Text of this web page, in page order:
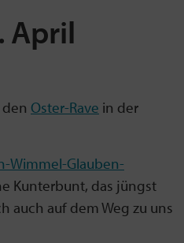
April
Oster-Rave in der
Wimmel-Glauben-
Kunterbunt, das jüngst
auch auf dem Weg zu uns